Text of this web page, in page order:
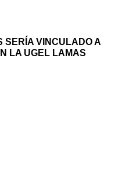
VINCULADO A
LA UGEL LAMAS